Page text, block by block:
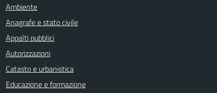
Ambiente
Anagrafe e stato civile
Appalti pubblici
Autorizzazioni
Catasto e urbanistica
Educazione e formazione